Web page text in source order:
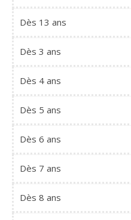
Dès 13 ans
Dès 3 ans
Dès 4 ans
Dès 5 ans
Dès 6 ans
Dès 7 ans
Dès 8 ans